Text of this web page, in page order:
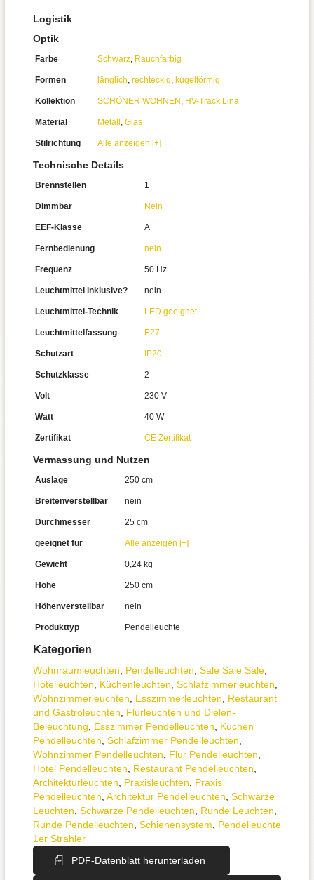
Kategorien
Wohnraum­leuchten Pendel­leuchten Sale Sale Sale
Hotelleuchten
Küchenleuchten Schlafzimmer­leuchten
Wohnzimmer­leuchten
Esszimmer­­leuchten
Restaurant
und Gastroleuchten
Flurleuchten und Dielen-
Beleuchtung
Esszimmer Pendelleuchten
Küchen
Pendelleuchten Schlafzimmer Pendelleuchten
Wohnzimmer Pendelleuchten
Flur Pendelleuchten
Hotel Pendelleuchten
Restaurant Pendelleuchten
Architektur­leuchten
Praxisleuchten
Praxis
Pendelleuchten Architektur Pendelleuchten Schwarze
Leuchten Schwarze Pendelleuchten Runde Leuchten
Runde Pendelleuchten Schienensystem
Pendelleuchte
1er Strahler
PDF-Datenblatt herunterladen
Logistik
Optik
Farbe Schwarz, Rauchfarbig
Formen länglich, rechteckig, kugelförmig
Kollektion SCHÖNER WOHNEN , HV-Track Lina
Material Metall , Glas
Stilrichtung Alle anzeigen [+]
Technische Details
Brennstellen 1
Dimmbar Nein
EEF-Klasse A
Fernbedienung nein
Frequenz 50 Hz
Leuchtmittel inklusive? nein
Leuchtmittel-Technik LED geeignet
Leuchtmittelfassung E27
Schutzart IP20
Schutzklasse 2
Volt 230 V
Watt 40 W
Zertifikat CE Zertifikat
Vermassung und Nutzen
Auslage 250 cm
Breitenverstellbar nein
Durchmesser 25 cm
geeignet für Alle anzeigen [+]
Gewicht 0,24 kg
Höhe 250 cm
Höhenverstellbar nein
Produkttyp Pendelleuchte